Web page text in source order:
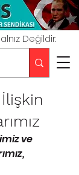
Değildir.
ve